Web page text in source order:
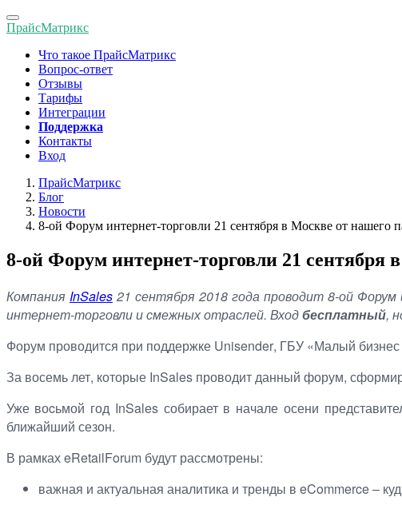
Toggle
navigation
ПрайсМатрикс
Что такое ПрайсМатрикс
Вопрос-ответ
Отзывы
Тарифы
Интеграции
Поддержка
Контакты
Вход
ПрайсМатрикс
Блог
Новости
8-ой Форум интернет-торговли 21 сентября в Москве от нашего
8-ой Форум интернет-торговли 21 сентября
Компания InSales 21 сентября 2018 года проводит 8-ой
интернет-торговли и смежных отраслей. Входбесплатный,
Форум проводится при поддержке Unisender, ГБУ «Малый
За восемь лет, которые InSales проводит данный форум,
Уже воcьмой год InSales собирает в начале осени
ближайший сезон.
В рамкахeRetailForum будут рассмотрены:
важная и актуальная аналитика и тренды в eCommerce –